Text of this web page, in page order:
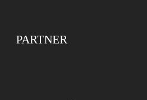
PARTNER